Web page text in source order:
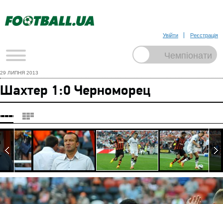
Увійти Реєстрація
29 ЛИПНЯ 2013
Шахтер 1:0 Черноморец